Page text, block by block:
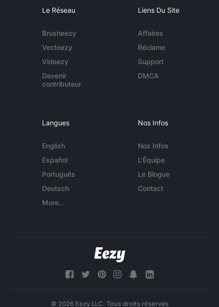
Le Réseau
Brusheezy
Vecteezy
Videezy
Devenir
contributeur
Liens Du Site
Affaires
Réclame
Support
DMCA
Langues
English
Español
Português
Deutsch
More...
Nos Infos
Nos Infos
L'Équipe
Le Blogue
Contact
© 2026 Eezy LLC. Tous droits réservés